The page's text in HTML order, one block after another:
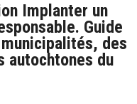
Implanter un
Guide
des
autochtones du